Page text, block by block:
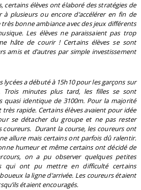
élèves ont élaboré des stratégies de
plusieurs ou encore d’accélérer en fin de
bonne ambiance avec des jeux différents
Les élèves ne paraissaient pas trop
hâte de courir ! Certains élèves se sont
amis et d’autres par simple investissement
a débuté à 15h10 pour les garçons sur
Trois minutes plus tard, les filles se sont
quasi identique de 3100m. Pour la majorité
très rapide. Certains élèves avaient pour idée
se détacher du groupe et ne pas rester
coureurs. Durant la course, les coureurs ont
allure mais certains ont parfois dû ralentir.
humeur et même certains ont décidé de
on a pu observer quelques petites
qui ont pu mettre en difficulté certains
la ligne d’arrivée. Les coureurs étaient
étaient encouragés.